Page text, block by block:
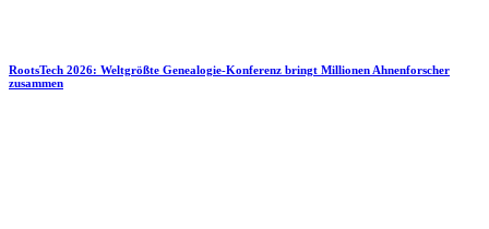
RootsTech 2026: Weltgrößte Genealogie-Konferenz bringt Millionen Ahnenforscher
zusammen